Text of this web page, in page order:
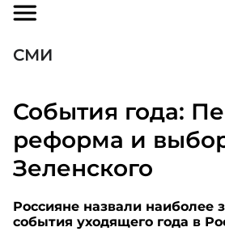
СМИ
События года:
реформа и
Зеленского
Россияне назвали наиболее
события уходящего года в